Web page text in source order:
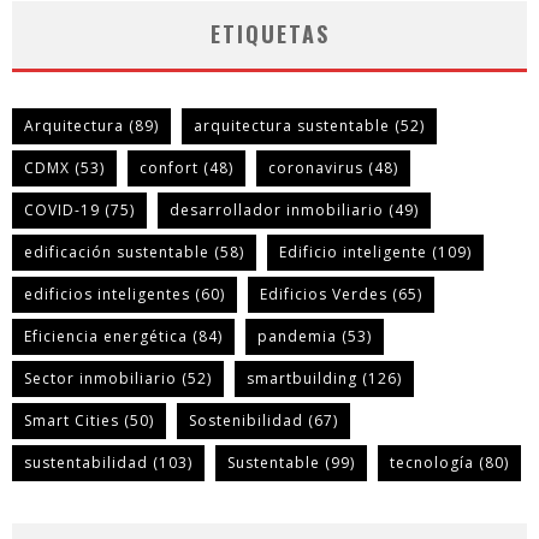
ETIQUETAS
Arquitectura (89) arquitectura sustentable (52)
CDMX (53) confort (48) coronavirus (48)
COVID-19 (75) desarrollador inmobiliario (49)
edificación sustentable (58) Edificio inteligente (109)
edificios inteligentes (60) Edificios Verdes (65)
Eficiencia energética (84) pandemia (53)
Sector inmobiliario (52) smartbuilding (126)
Smart Cities (50) Sostenibilidad (67)
sustentabilidad (103) Sustentable (99) tecnología (80)